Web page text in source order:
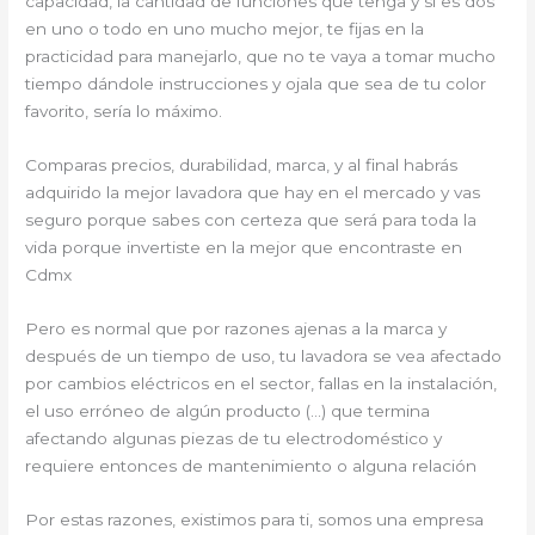
en uno o todo en uno mucho mejor, te fijas en la
practicidad para manejarlo, que no te vaya a tomar mucho
tiempo dándole instrucciones y ojala que sea de tu color
favorito, sería lo máximo.
Comparas precios, durabilidad, marca, y al final habrás
adquirido la mejor lavadora que hay en el mercado y vas
seguro porque sabes con certeza que será para toda la
vida porque invertiste en la mejor que encontraste en
Cdmx
Pero es normal que por razones ajenas a la marca y
después de un tiempo de uso, tu lavadora se vea afectado
por cambios eléctricos en el sector, fallas en la instalación,
el uso erróneo de algún producto (…) que termina
afectando algunas piezas de tu electrodoméstico y
requiere entonces de mantenimiento o alguna relación
Por estas razones, existimos para ti, somos una empresa